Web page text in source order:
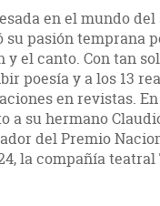
en el mundo del
su pasión temprana
el canto. Con tan
poesía y a los 13
en revistas. En
a su hermano
del Premio
la compañía teatral